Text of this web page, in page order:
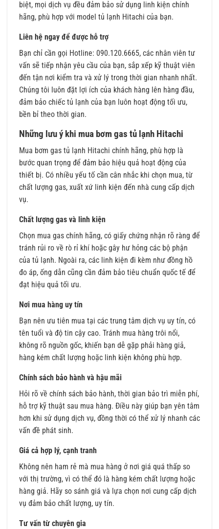
biệt, mọi dịch vụ đều đảm bảo sử dụng linh kiện chính
hãng, phù hợp với model tủ lạnh Hitachi của bạn.
Liên hệ ngay để được hỗ trợ
Bạn chỉ cần gọi Hotline: 090.120.6665, các nhân viên tư
vấn sẽ tiếp nhận yêu cầu của bạn, sắp xếp kỹ thuật viên
đến tận nơi kiểm tra và xử lý trong thời gian nhanh nhất.
Chúng tôi luôn đặt lợi ích của khách hàng lên hàng đầu,
đảm bảo chiếc tủ lạnh của bạn luôn hoạt động tối ưu,
bền bỉ theo thời gian.
Những lưu ý khi mua bơm gas tủ lạnh Hitachi
Mua bơm gas tủ lạnh Hitachi chính hãng, phù hợp là
bước quan trọng để đảm bảo hiệu quả hoạt động của
thiết bị. Có nhiều yếu tố cần cân nhắc khi chọn mua, từ
chất lượng gas, xuất xứ linh kiện đến nhà cung cấp dịch
vụ.
Chất lượng gas và linh kiện
Chọn mua gas chính hãng, có giấy chứng nhận rõ ràng để
tránh rủi ro về rò rỉ khí hoặc gây hư hỏng các bộ phận
của tủ lạnh. Ngoài ra, các linh kiện đi kèm như đồng hồ
đo áp, ống dẫn cũng cần đảm bảo tiêu chuẩn quốc tế để
đạt hiệu quả tối ưu.
Nơi mua hàng uy tín
Bạn nên ưu tiên mua tại các trung tâm dịch vụ uy tín, có
tên tuổi và độ tin cậy cao. Tránh mua hàng trôi nổi,
không rõ nguồn gốc, khiến bạn dễ gặp phải hàng giả,
hàng kém chất lượng hoặc linh kiện không phù hợp.
Chính sách bảo hành và hậu mãi
Hỏi rõ về chính sách bảo hành, thời gian bảo trì miễn phí,
hỗ trợ kỹ thuật sau mua hàng. Điều này giúp bạn yên tâm
hơn khi sử dụng dịch vụ, đồng thời có thể xử lý nhanh các
vấn đề phát sinh.
Giá cả hợp lý, cạnh tranh
Không nên ham rẻ mà mua hàng ở nơi giá quá thấp so
với thị trường, vì có thể đó là hàng kém chất lượng hoặc
hàng giả. Hãy so sánh giá và lựa chọn nơi cung cấp dịch
vụ đảm bảo chất lượng, uy tín.
Tư vấn từ chuyên gia